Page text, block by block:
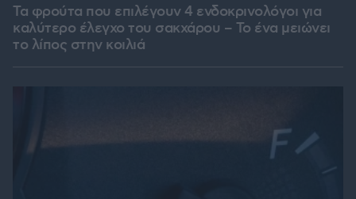
Τα φρούτα που επιλέγουν 4 ενδοκρινολόγοι για
καλύτερο έλεγχο του σακχάρου – Το ένα μειώνει
το λίπος στην κοιλιά